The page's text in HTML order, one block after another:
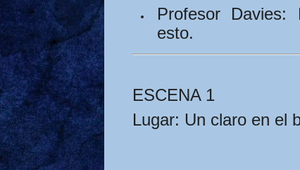
Profesor Davies:
esto.
ESCENA 1
Lugar: Un claro en el